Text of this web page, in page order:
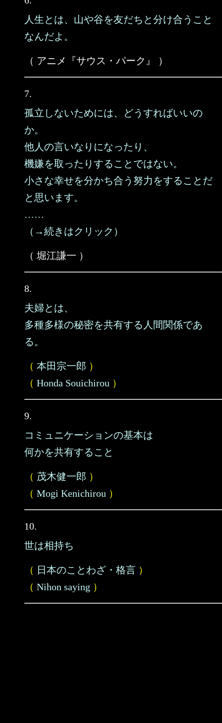
人生とは、山や谷を友だちと分け合うこと
なんだよ。
（ アニメ『サウス・パーク』 ）
7.
孤立しないためには、どうすればいいの
か。
他人の言いなりになったり、
機嫌を取ったりすることではない。
小さな幸せを分かち合う努力をすることだ
と思います。
……
（→続きはクリック）
（ 堀江謙一 ）
8.
夫婦とは、
多種多様の秘密を共有する人間関係であ
る。
（ 本田宗一郎 ）
（ Honda Souichirou ）
9.
コミュニケーションの基本は
何かを共有すること
（ 茂木健一郎 ）
（ Mogi Kenichirou ）
10.
世は相持ち
（ 日本のことわざ・格言 ）
（ Nihon saying ）